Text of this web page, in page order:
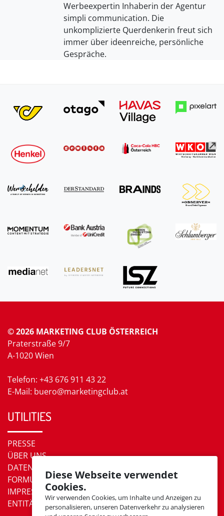
Diese Webseite verwendet
Cookies.
Wir verwenden Cookies, um Inhalte und Anzeigen zu
personalisieren, unseren Datenverkehr zu analysieren
Werbeexpertin Inhaberin der Agentur
simpli communication. Die
unkomplizierte Querdenkerin freut sich
immer über ideenreiche, persönliche
Gespräche.
© 2026 MARKETING CLUB ÖSTERREICH
Praterstraße 9/7
A-1020 Wien
Telefon: +43 676 911 43 22
E-Mail: buero@marketingclub.at
UTILITIES
PRESSE
ÜBER UNS
DATENSCHUTZ
FORMULARE
IMPRESSUM
ENTITÄTEN